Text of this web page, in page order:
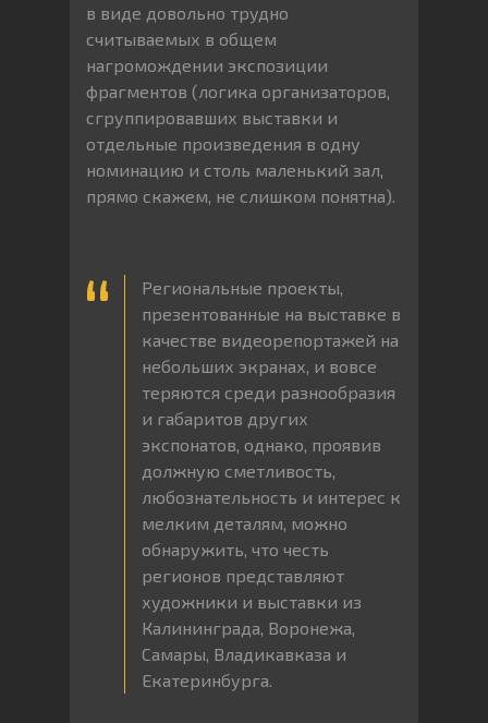
в виде довольно трудно
считываемых в общем
нагромождении экспозиции
фрагментов (логика организаторов,
сгруппировавших выставки и
отдельные произведения в одну
номинацию и столь маленький зал,
прямо скажем, не слишком понятна).
Региональные проекты,
презентованные на выставке в
качестве видеорепортажей на
небольших экранах, и вовсе
теряются среди разнообразия
и габаритов других
экспонатов, однако, проявив
должную сметливость,
любознательность и интерес к
мелким деталям, можно
обнаружить, что честь
регионов представляют
художники и выставки из
Калининграда, Воронежа,
Самары, Владикавказа и
Екатеринбурга.